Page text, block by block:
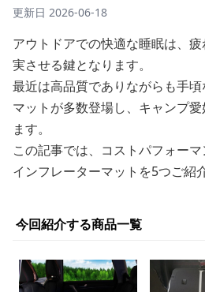
更新日 2026-06-18
アウトドアでの快適な睡眠は、
実させる鍵となります。
最近は高品質でありながらも手
マットが多数登場し、キャンプ
ます。
この記事では、コストパフォー
インフレーターマットを5つご紹
今回紹介する商品一覧